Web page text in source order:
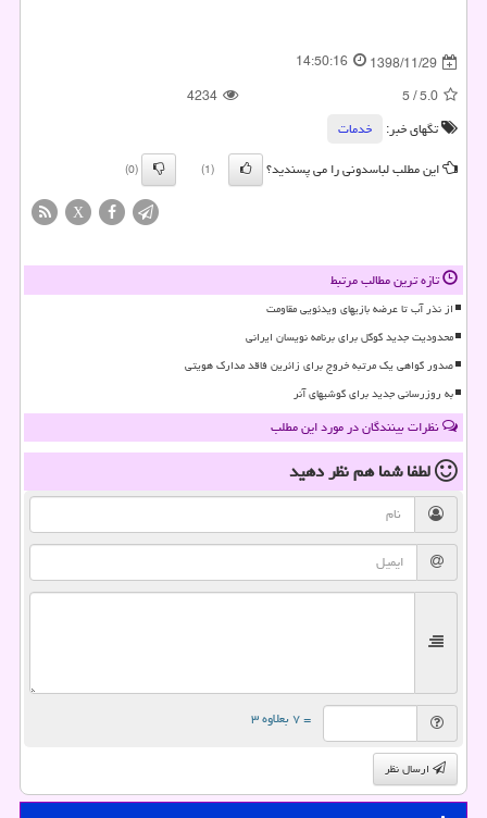
1398/11/29
14:50:16
5.0
/
5
4234
تگهای خبر:
خدمات
این مطلب لباسدونی را می پسندید؟
(1)
(0)
X
تازه ترین مطالب مرتبط
از نذر آب تا عرضه بازیهای ویدئویی مقاومت
محدودیت جدید گوگل برای برنامه نویسان ایرانی
صدور گواهی یک مرتبه خروج برای زائرین فاقد مدارک هویتی
به روزرسانی جدید برای گوشیهای آنر
نظرات بینندگان در مورد این مطلب
لطفا شما همنظر دهید
= ۷ بعلاوه ۳
ارسال نظر